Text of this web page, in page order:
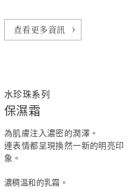
查看更多資訊
水珍珠系列
保濕霜
為肌膚注入濃密的潤澤。
連表情都呈現換然一新的明亮印
象。
濃稠溫和的乳霜。